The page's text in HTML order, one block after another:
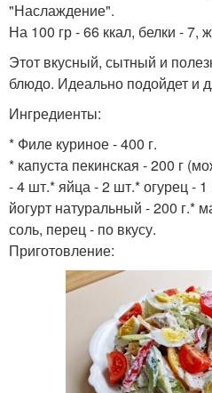
"Наслаждение".
На 100 гр - 66 ккал, белки - 7,
Этот вкусный, сытный и
блюдо. Идеально подойдет и
Ингредиенты:
* Филе куриное - 400 г.
* капуста пекинская - 200 г
- 4 шт.* яйца - 2 шт.* огурец -
йогурт натуральный - 200 г.*
соль, перец - по вкусу.
Приготовление: